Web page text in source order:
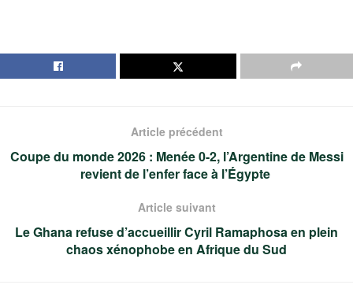
Article précédent
Coupe du monde 2026 : Menée 0-2, l’Argentine de Messi
revient de l’enfer face à l’Égypte
Article suivant
Le Ghana refuse d’accueillir Cyril Ramaphosa en plein
chaos xénophobe en Afrique du Sud